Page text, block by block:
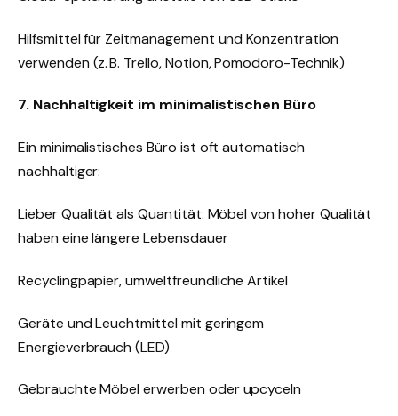
Hilfsmittel für Zeitmanagement und Konzentration
verwenden (z. B. Trello, Notion, Pomodoro-Technik)
7. Nachhaltigkeit im minimalistischen Büro
Ein minimalistisches Büro ist oft automatisch
nachhaltiger:
Lieber Qualität als Quantität: Möbel von hoher Qualität
haben eine längere Lebensdauer
Recyclingpapier, umweltfreundliche Artikel
Geräte und Leuchtmittel mit geringem
Energieverbrauch (LED)
Gebrauchte Möbel erwerben oder upcyceln